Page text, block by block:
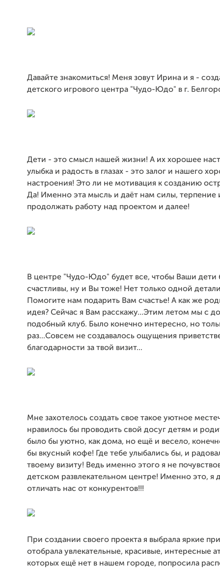
Давайте знакомиться! Меня зовут Ирина и я -
детского игрового центра "Чудо-Юдо" в г.
Дети - это смысл нашей жизни! А их хорошее
улыбка и радость в глазах - это залог и нашего
настроения! Это ли не мотивация к созданию
Да! Именно эта мысль и даёт нам силы, терпение
продолжать работу над проектом и далее!
В центре "Чудо-Юдо" будет все, чтобы Ваши дети
счастливы, ну и Вы тоже! Нет только одной
Помогите нам подарить Вам счастье! А как же
идея? Сейчас я Вам расскажу...Этим летом мы с
подобный клуб. Было конечно интересно, но
раз...Совсем не создавалось ощущения
благодарности за твой визит...
Мне захотелось создать свое такое уютное
нравилось бы проводить свой досуг детям и
было бы уютно, как дома, но ещё и весело,
бы вкусный кофе! Где тебе улыбались бы, и
твоему визиту! Ведь именно этого я не
детском развлекательном центре! Именно это, я
отличать нас от конкурентов!!!
При создании своего проекта я выбрала яркие
отобрала увлекательные, красивые, интересные
которых ещё нет в нашем городе, попросила